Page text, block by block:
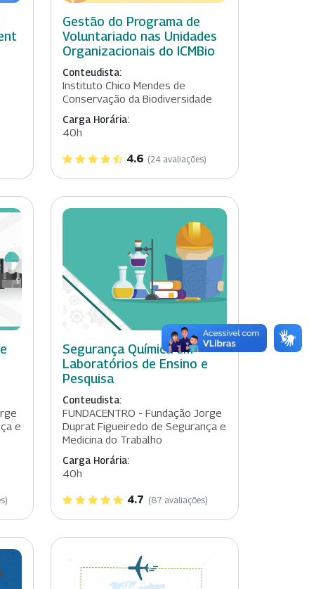
Gestão do Programa de
Voluntariado nas Unidades
Organizacionais do ICMBio
Conteudista:
Instituto Chico Mendes de
Conservação da Biodiversidade
Carga Horária:
40h
4.6 (24 avaliações)
e
Segurança Química em
Laboratórios de Ensino e
Pesquisa
Conteudista:
FUNDACENTRO - Fundação Jorge
Duprat Figueiredo de Segurança e
Medicina do Trabalho
Carga Horária:
40h
4.7 (87 avaliações)